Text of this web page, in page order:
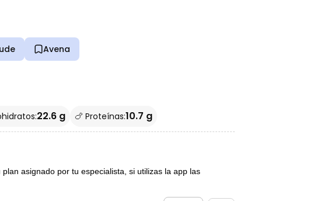
Avena
22.6 g 🍗 Proteínas:10.7 g
asignado por tu especialista, si utilizas la app las